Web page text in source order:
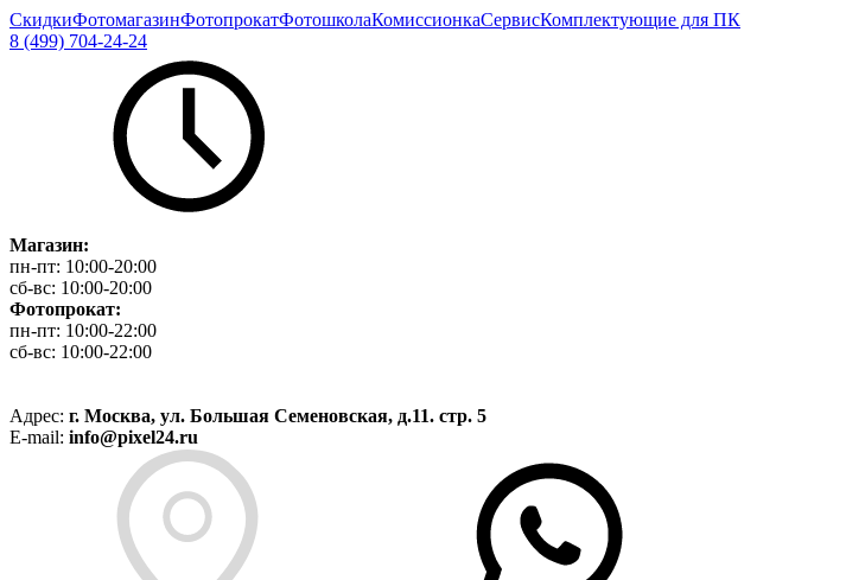
СкидкиФотомагазинФотопрокатФотошколаКомиссионкаСервисКомплектующие для ПК
8 (499) 704-24-24
Магазин:
пн-пт: 10:00-20:00
сб-вс: 10:00-20:00
Фотопрокат:
пн-пт: 10:00-22:00
сб-вс: 10:00-22:00
Адрес: г. Москва, ул. Большая Семеновская, д.11. стр. 5
E-mail: info@pixel24.ru